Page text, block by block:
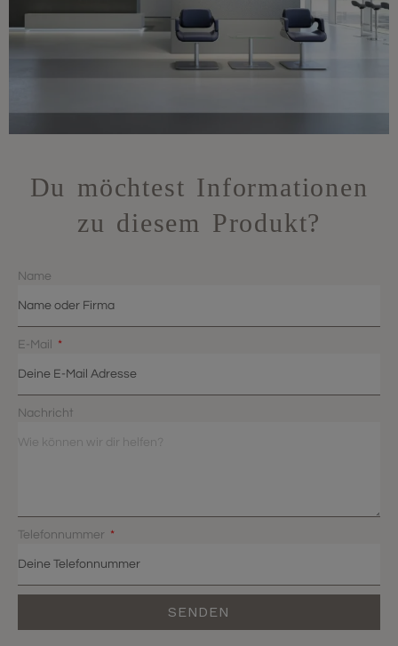
Du möchtest Informationen
zu diesem Produkt?
Name
E-Mail
Nachricht
Telefonnummer
SENDEN